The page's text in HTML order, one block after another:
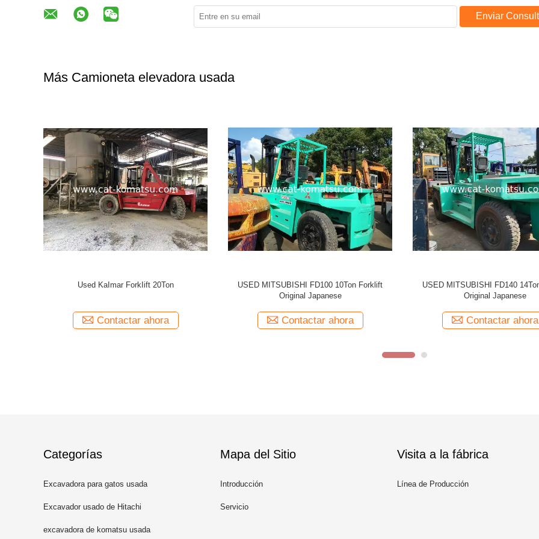
Enviar
Más Camioneta elevadora usada
USED MITSUBISHI FD120 12Ton Forklift
Contactar ahora
Categorías
Excavadora para gatos usada
Excavador usado de Hitachi
excavadora de komatsu usada
Mapa del Sitio
Introducción
Servicio
Visita a la fábrica
Línea de Producción